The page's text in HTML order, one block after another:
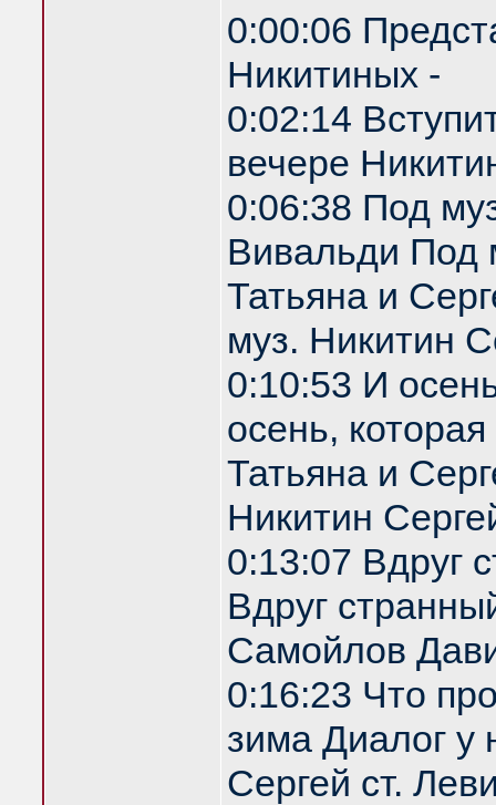
0:00:06
Никитиных -
0:02:14
вечере
0:06:38 Под
Вивальди Под
Татьяна и
муз. Никитин
0:10:53 И
осень,
Татьяна и
Никитин
0:13:07 Вдруг
Вдруг
Самойлов
0:16:23 Что
зима Диалог у
Сергей ст.